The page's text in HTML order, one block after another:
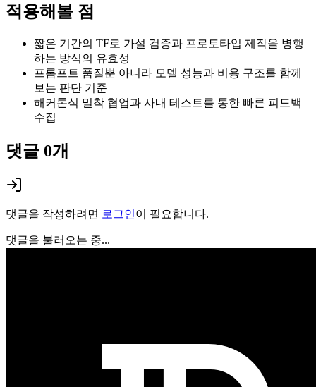
적용해볼 점
짧은 기간의 TF로 가설 검증과 프로토타입 제작을 병행
하는 방식의 유효성
프롬프트 품질뿐 아니라 모델 성능과 비용 구조를 함께
보는 판단 기준
해커톤식 밀착 협업과 사내 테스트를 통한 빠른 피드백
수집
댓글 0개
댓글을 작성하려면 로그인이 필요합니다.
댓글을 불러오는 중...